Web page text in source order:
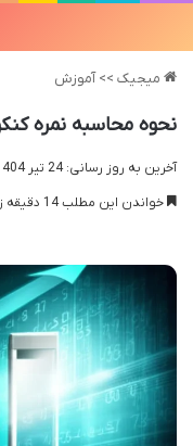
میجیک >> آموزش
نحوه محاسبه نمره کنکور
آخرین به روز رسانی: 24 تیر 1404
خواندن این مطلب 14 دقیقه زمان میبرد